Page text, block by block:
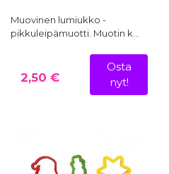
Muovinen lumiukko -
pikkuleipämuotti. Muotin k…
2,50 €
Osta
nyt!